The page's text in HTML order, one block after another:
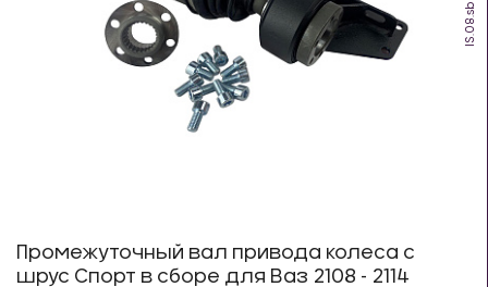
IS.08.sb
Промежуточный вал привода колеса с
шрус Спорт в сборе для Ваз 2108 - 2114